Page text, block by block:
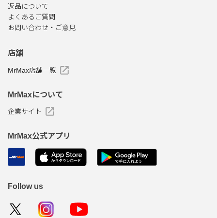
返品について
よくあるご質問
お問い合わせ・ご意見
店舗
MrMax店舗一覧
MrMaxについて
企業サイト
MrMax公式アプリ
Follow us